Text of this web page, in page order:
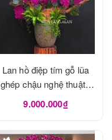
Lan hồ điệp tím gỗ lũa
ghép chậu nghệ thuật -
LHD1190
9.000.000₫